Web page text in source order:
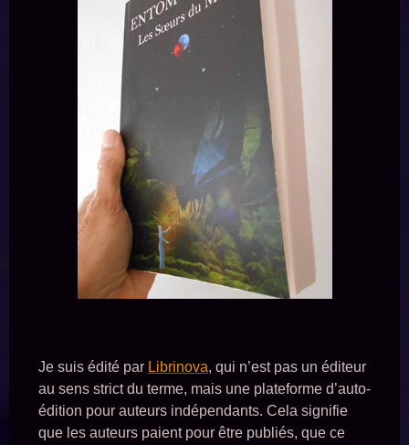
Je suis édité par Librinova, qui n’est pas un éditeur
au sens strict du terme, mais une plateforme d’auto-
édition pour auteurs indépendants. Cela signifie
que les auteurs paient pour être publiés, que ce